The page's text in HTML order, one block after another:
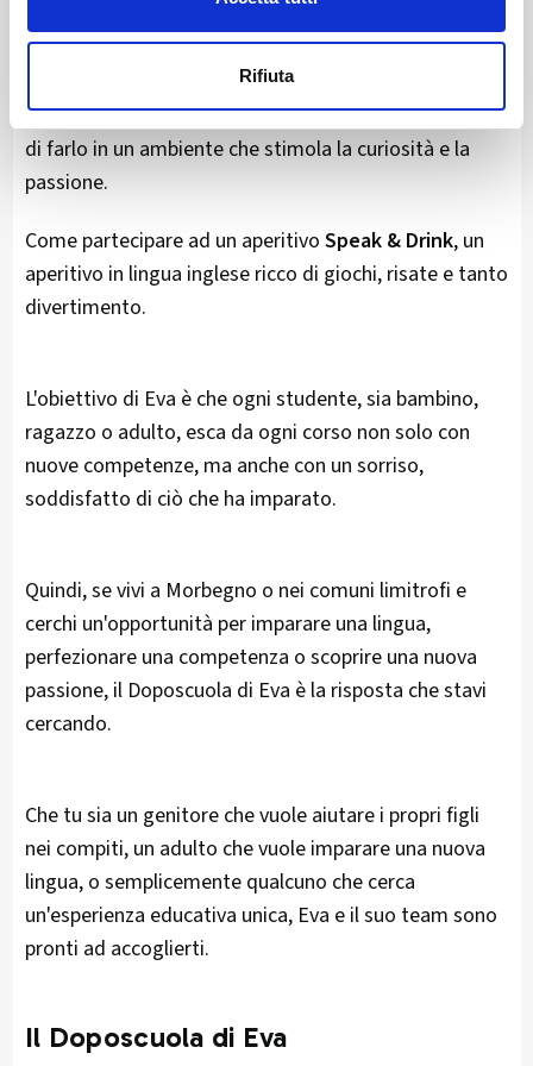
Rifiuta
sull'
Non si tratta solo di imparare qualcosa di nuovo, ma
di farlo in un ambiente che stimola la curiosità e la
passione.
Come partecipare ad un aperitivo Speak & Drink, un
aperitivo in lingua inglese ricco di giochi, risate e tanto
divertimento.
L'obiettivo di Eva è che ogni studente, sia bambino,
ragazzo o adulto, esca da ogni corso non solo con
nuove competenze, ma anche con un sorriso,
soddisfatto di ciò che ha imparato.
Quindi, se vivi a Morbegno o nei comuni limitrofi e
cerchi un'opportunità per imparare una lingua,
perfezionare una competenza o scoprire una nuova
passione, il Doposcuola di Eva è la risposta che stavi
cercando.
Che tu sia un genitore che vuole aiutare i propri figli
nei compiti, un adulto che vuole imparare una nuova
lingua, o semplicemente qualcuno che cerca
un'esperienza educativa unica, Eva e il suo team sono
pronti ad accoglierti.
Il Doposcuola di Eva